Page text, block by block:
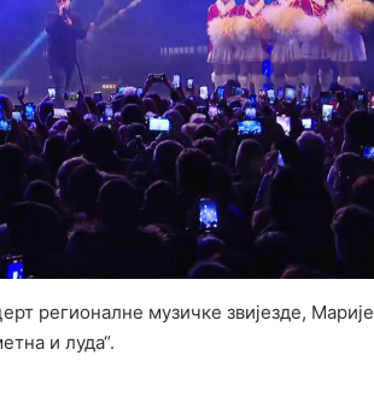
регионалне музичке звијезде, Марије
и луда“.